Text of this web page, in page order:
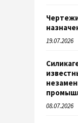
19.07.2026
08.07.2026